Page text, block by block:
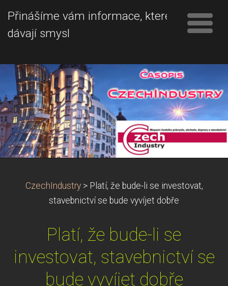
Přinášíme vám informace, které
dávají smysl
CzechIndustry > Platí, že bude-li se investovat,
stavebnictví se bude vyvíjet dobře
Platí, že bude-li se
investovat, stavebnictví se
bude vyvíjet dobře